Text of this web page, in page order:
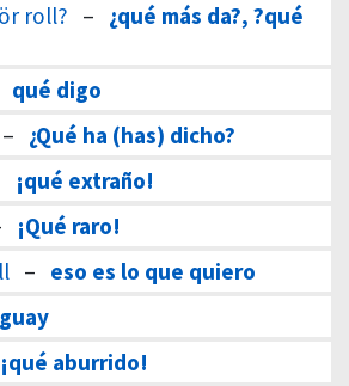
roll? – ¿qué más da?, ?qué
qué digo
– ¿Qué ha (has) dicho?
¡qué extraño!
¡Qué raro!
– eso es lo que quiero
¡qué aburrido!